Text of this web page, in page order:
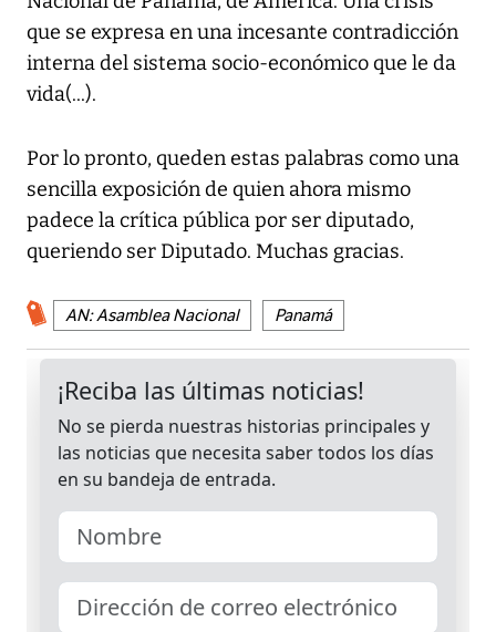
que se expresa en una incesante contradicción
interna del sistema socio-económico que le da
vida(...).
Por lo pronto, queden estas palabras como una
sencilla exposición de quien ahora mismo
padece la crítica pública por ser diputado,
queriendo ser Diputado. Muchas gracias.
AN: Asamblea Nacional Panamá